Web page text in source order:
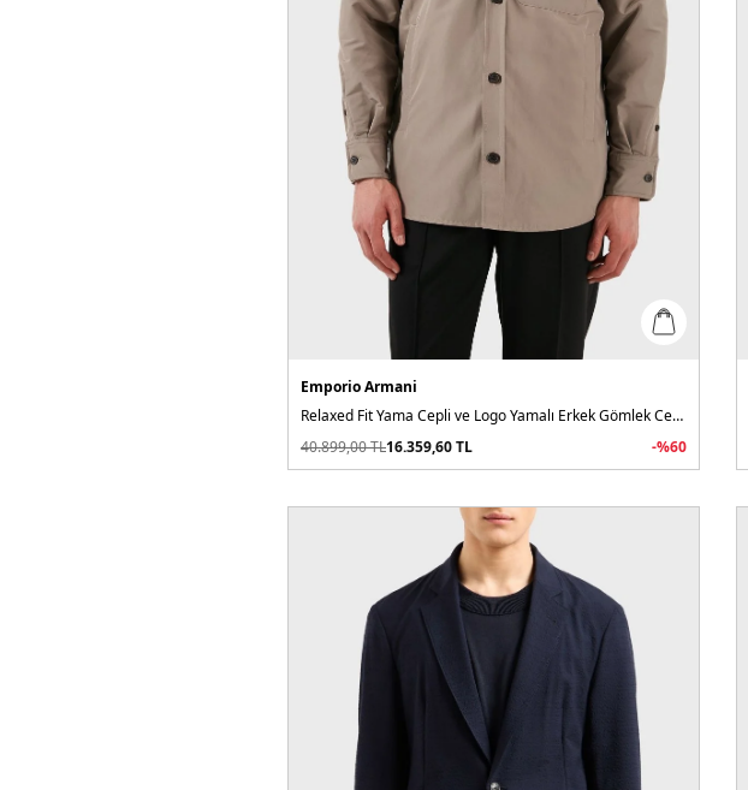
Emporio Armani
Relaxed Fit Yama Cepli ve Logo Yamalı Erkek Gömlek Ceket
40.899,00TL16.359,60TL -%60